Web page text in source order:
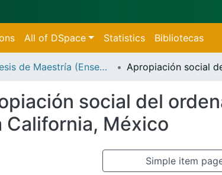
All of DSpace Statistics Bibliotecas
Tesis de Maestría (Ensenada)
social del
California, México
Simple item